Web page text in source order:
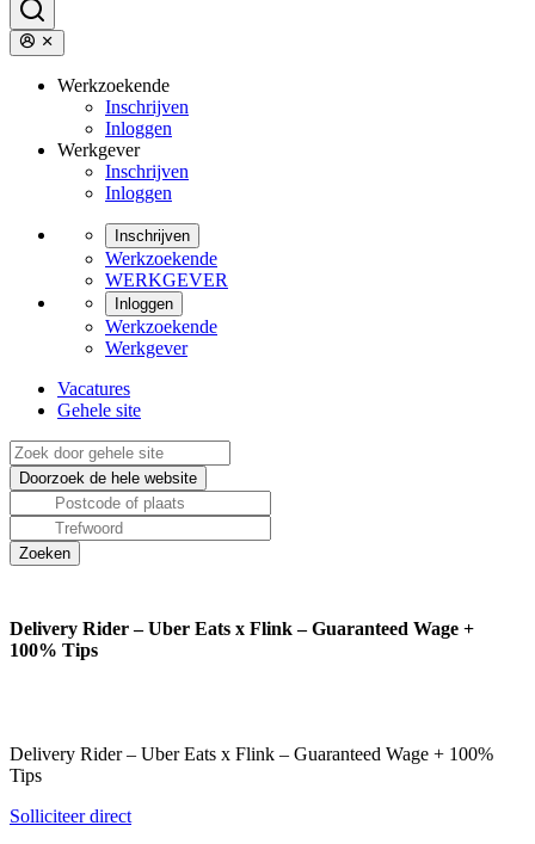
Werkzoekende
Inschrijven
Inloggen
Werkgever
Inschrijven
Inloggen
Inschrijven
Werkzoekende
WERKGEVER
Inloggen
Werkzoekende
Werkgever
Vacatures
Gehele site
Delivery Rider – Uber Eats x Flink – Guaranteed Wage +
100% Tips
Delivery Rider – Uber Eats x Flink – Guaranteed Wage + 100%
Tips
Solliciteer direct